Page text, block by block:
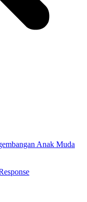
Anak Muda